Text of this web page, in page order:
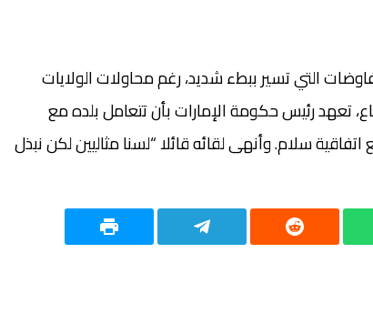
التي تسير ببطء شديد، رغم محاولات الولايات
تعهد رئيس حكومة الإمارات بأن تتعامل بلده مع
سلام. وأنهى لقائه قائلا “لسنا مثاليين لكن نبذل